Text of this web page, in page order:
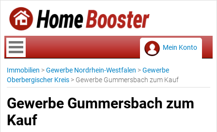
Mein Konto
Immobilien >Gewerbe Nordrhein-Westfalen >Gewerbe
Oberbergischer Kreis > Gewerbe Gummersbach zum Kauf
Gewerbe Gummersbach zum
Kauf